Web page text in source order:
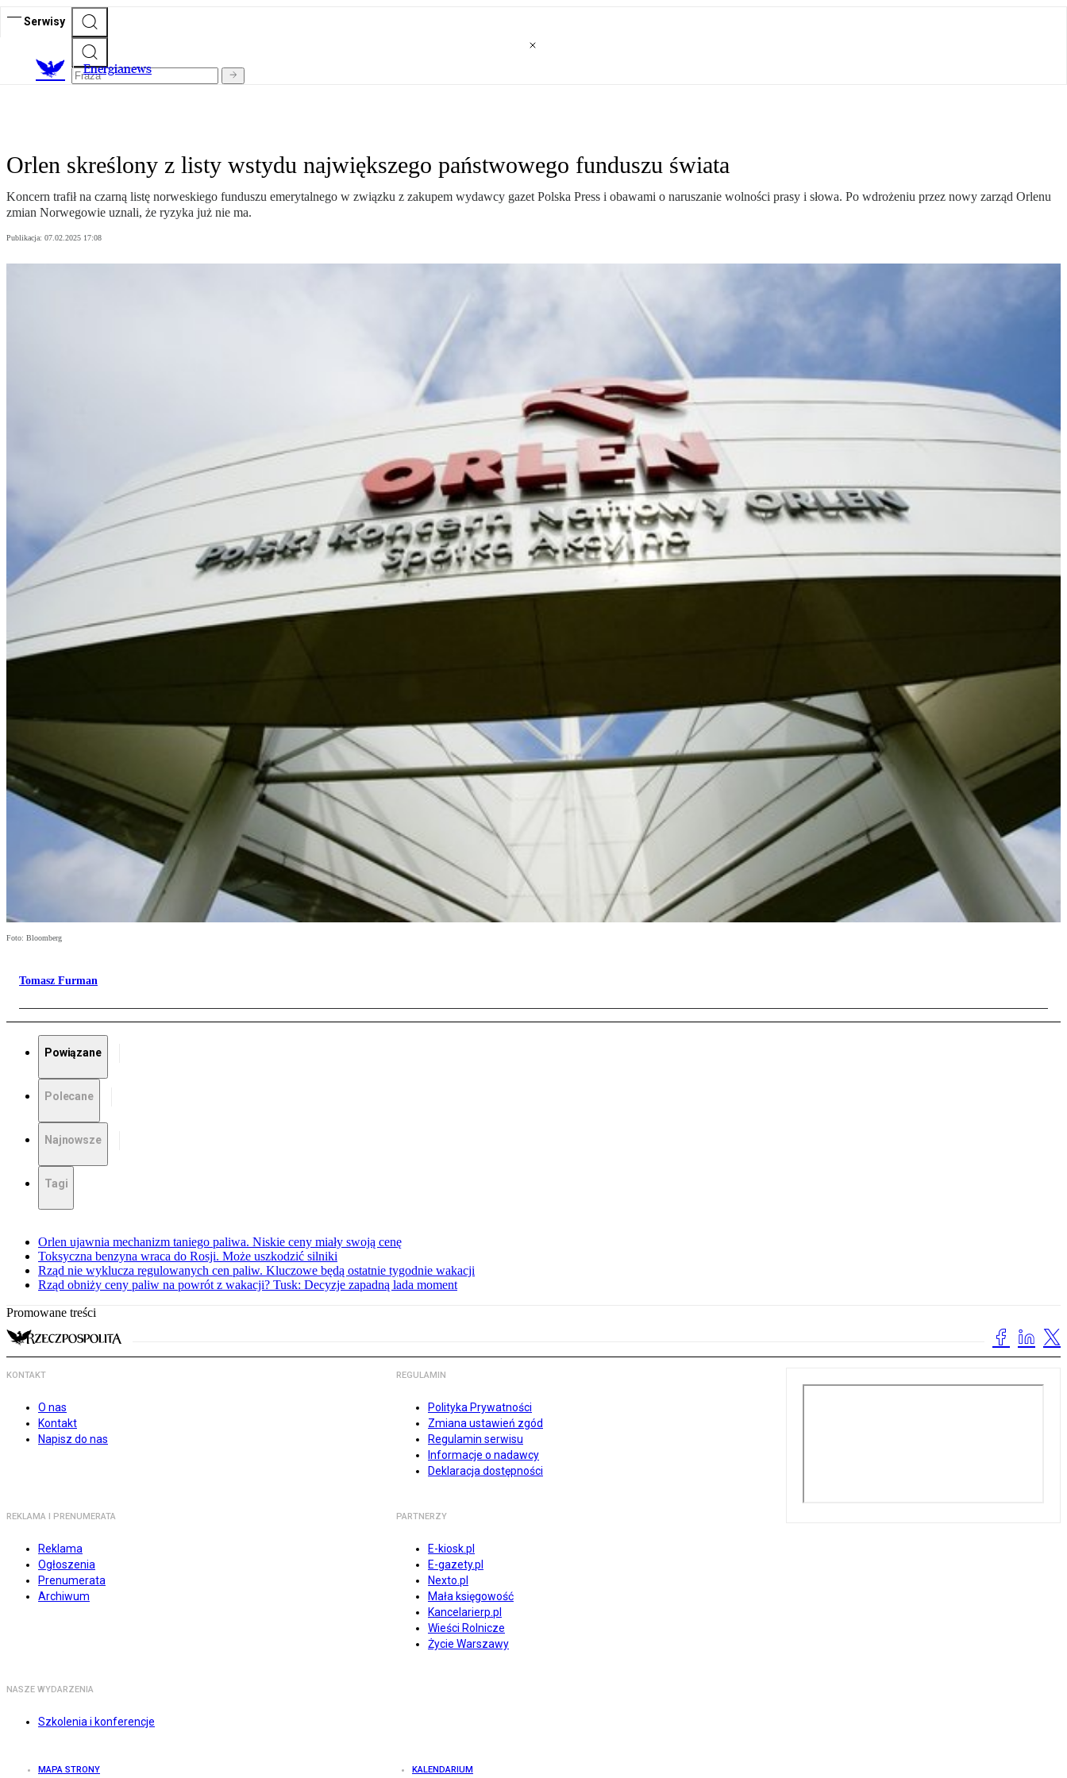
Serwisy
Energianews
Orlen skreślony z listy wstydu największego państwowego funduszu świata
Koncern trafił na czarną listę norweskiego funduszu emerytalnego w związku z zakupem wydawcy gazet Polska Press i obawami o naruszanie wolności prasy i słowa. Po wdrożeniu przez nowy zarząd Orlenu
zmian Norwegowie uznali, że ryzyka już nie ma.
Publikacja: 07.02.2025 17:08
Foto: Bloomberg
Tomasz Furman
Powiązane
Polecane
Najnowsze
Tagi
Orlen ujawnia mechanizm taniego paliwa. Niskie ceny miały swoją cenę
Toksyczna benzyna wraca do Rosji. Może uszkodzić silniki
Rząd nie wyklucza regulowanych cen paliw. Kluczowe będą ostatnie tygodnie wakacji
Rząd obniży ceny paliw na powrót z wakacji? Tusk: Decyzje zapadną lada moment
Promowane treści
KONTAKT
O nas
Kontakt
Napisz do nas
REGULAMIN
Polityka Prywatności
Zmiana ustawień zgód
Regulamin serwisu
Informacje o nadawcy
Deklaracja dostępności
REKLAMA I PRENUMERATA
Reklama
Ogłoszenia
Prenumerata
Archiwum
PARTNERZY
E-kiosk.pl
E-gazety.pl
Nexto.pl
Mała księgowość
Kancelarierp.pl
Wieści Rolnicze
Życie Warszawy
NASZE WYDARZENIA
Szkolenia i konferencje
MAPA STRONY KALENDARIUM